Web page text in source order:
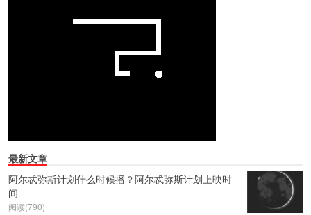
最新文章
阿尔忒弥斯计划什么时候播？阿尔忒弥斯计划上映时
间
阅读(790)